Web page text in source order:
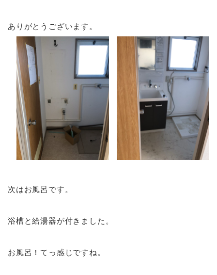
ありがとうございます。
次はお風呂です。
浴槽と給湯器が付きました。
お風呂！てっ感じですね。